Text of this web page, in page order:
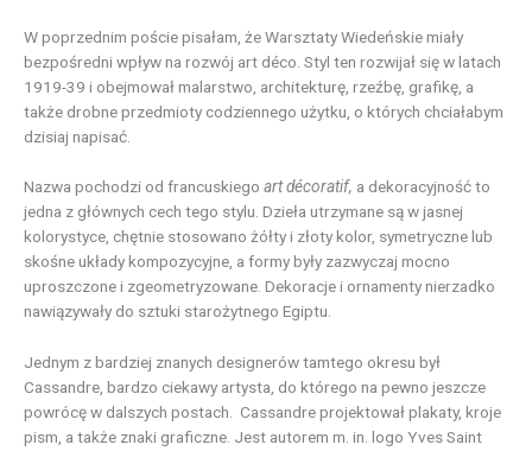
W poprzednim poście pisałam, że Warsztaty Wiedeńskie miały
bezpośredni wpływ na rozwój art déco. Styl ten rozwijał się w latach
1919-39 i obejmował malarstwo, architekturę, rzeźbę, grafikę, a
także drobne przedmioty codziennego użytku, o których chciałabym
dzisiaj napisać.
Nazwa pochodzi od francuskiego art décoratif, a dekoracyjność to
jedna z głównych cech tego stylu. Dzieła utrzymane są w jasnej
kolorystyce, chętnie stosowano żółty i złoty kolor, symetryczne lub
skośne układy kompozycyjne, a formy były zazwyczaj mocno
uproszczone i zgeometryzowane. Dekoracje i ornamenty nierzadko
nawiązywały do sztuki starożytnego Egiptu.
Jednym z bardziej znanych designerów tamtego okresu był
Cassandre, bardzo ciekawy artysta, do którego na pewno jeszcze
powrócę w dalszych postach. Cassandre projektował plakaty, kroje
pism, a także znaki graficzne. Jest autorem m. in. logo Yves Saint